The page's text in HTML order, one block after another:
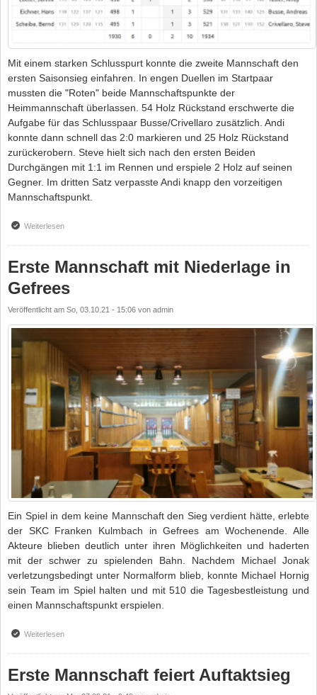
Mit einem starken Schlusspurt konnte die zweite Mannschaft den
ersten Saisonsieg einfahren. In engen Duellen im Startpaar
mussten die "Roten" beide Mannschaftspunkte der
Heimmannschaft überlassen. 54 Holz Rückstand erschwerte die
Aufgabe für das Schlusspaar Busse/Crivellaro zusätzlich. Andi
konnte dann schnell das 2:0 markieren und 25 Holz Rückstand
zurückerobern. Steve hielt sich nach den ersten Beiden
Durchgängen mit 1:1 im Rennen und erspiele 2 Holz auf seinen
Gegner. Im dritten Satz verpasste Andi knapp den vorzeitigen
Mannschaftspunkt.
Weiterlesenüber Grandiose Aufholjagd mündet im ersten Saisonsieg für die "Zweite"
Erste Mannschaft mit Niederlage in
Gefrees
Veröffentlicht am So, 03.10.21 - 15:06 von admin
Ein Spiel in dem keine Mannschaft den Sieg verdient hätte, erlebte
der SKC Franken Kulmbach in Gefrees am Wochenende. Alle
Akteure blieben deutlich unter ihren Möglichkeiten und haderten
mit der schwer zu spielenden Bahn. Nachdem Michael Jonak
verletzungsbedingt unter Normalform blieb, konnte Michael Hornig
sein Team im Spiel halten und mit 510 die Tagesbestleistung und
einen Mannschaftspunkt erspielen.
Weiterlesenüber Erste Mannschaft mit Niederlage in Gefrees
Erste Mannschaft feiert Auftaktsieg